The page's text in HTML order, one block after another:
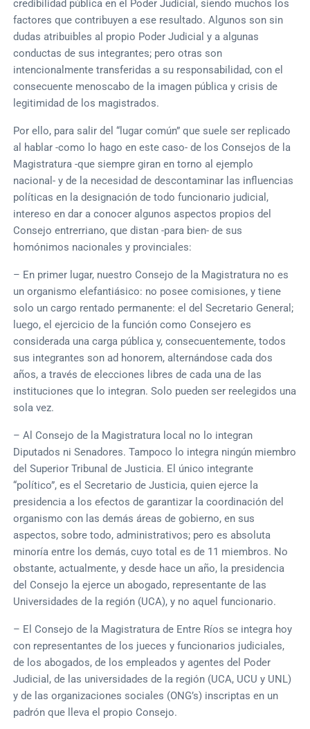
credibilidad pública en el Poder Judicial, siendo muchos los
factores que contribuyen a ese resultado. Algunos son sin
dudas atribuibles al propio Poder Judicial y a algunas
conductas de sus integrantes; pero otras son
intencionalmente transferidas a su responsabilidad, con el
consecuente menoscabo de la imagen pública y crisis de
legitimidad de los magistrados.
Por ello, para salir del “lugar común” que suele ser replicado
al hablar -como lo hago en este caso- de los Consejos de la
Magistratura -que siempre giran en torno al ejemplo
nacional- y de la necesidad de descontaminar las influencias
políticas en la designación de todo funcionario judicial,
intereso en dar a conocer algunos aspectos propios del
Consejo entrerriano, que distan -para bien- de sus
homónimos nacionales y provinciales:
– En primer lugar, nuestro Consejo de la Magistratura no es
un organismo elefantiásico: no posee comisiones, y tiene
solo un cargo rentado permanente: el del Secretario General;
luego, el ejercicio de la función como Consejero es
considerada una carga pública y, consecuentemente, todos
sus integrantes son ad honorem, alternándose cada dos
años, a través de elecciones libres de cada una de las
instituciones que lo integran. Solo pueden ser reelegidos una
sola vez.
– Al Consejo de la Magistratura local no lo integran
Diputados ni Senadores. Tampoco lo integra ningún miembro
del Superior Tribunal de Justicia. El único integrante
“político”, es el Secretario de Justicia, quien ejerce la
presidencia a los efectos de garantizar la coordinación del
organismo con las demás áreas de gobierno, en sus
aspectos, sobre todo, administrativos; pero es absoluta
minoría entre los demás, cuyo total es de 11 miembros. No
obstante, actualmente, y desde hace un año, la presidencia
del Consejo la ejerce un abogado, representante de las
Universidades de la región (UCA), y no aquel funcionario.
– El Consejo de la Magistratura de Entre Ríos se integra hoy
con representantes de los jueces y funcionarios judiciales,
de los abogados, de los empleados y agentes del Poder
Judicial, de las universidades de la región (UCA, UCU y UNL)
y de las organizaciones sociales (ONG’s) inscriptas en un
padrón que lleva el propio Consejo.